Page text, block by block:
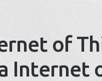
of
Internet